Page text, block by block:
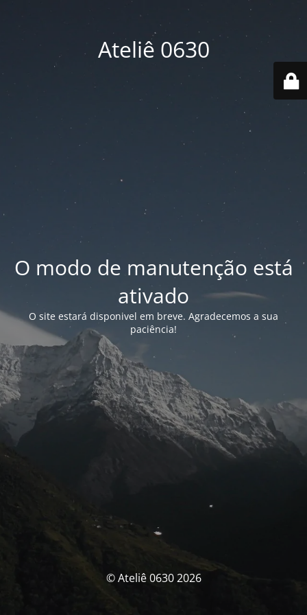
Ateliê 0630
O modo de manutenção está
ativado
O site estará disponivel em breve. Agradecemos a sua
paciência!
© Ateliê 0630 2026